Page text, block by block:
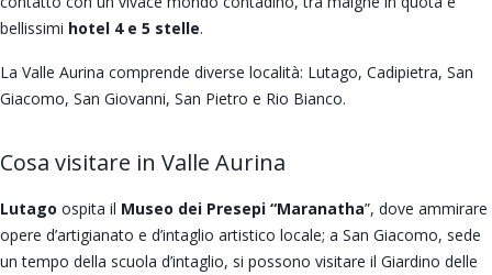
bellissimi hotel 4 e 5 stelle.
La Valle Aurina comprende diverse località: Lutago, Cadipietra, San
Giacomo, San Giovanni, San Pietro e Rio Bianco.
Cosa visitare in Valle Aurina
Lutago ospita il Museo dei Presepi “Maranatha”, dove ammirare
opere d’artigianato e d’intaglio artistico locale; a San Giacomo, sede
un tempo della scuola d’intaglio, si possono visitare il Giardino delle